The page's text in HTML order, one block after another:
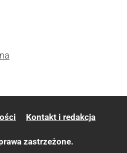
Kontakt i redakcja
zastrzeżone.